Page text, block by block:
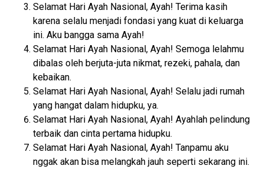
Selamat Hari Ayah Nasional, Ayah! Terima kasih
karena selalu menjadi fondasi yang kuat di keluarga
ini. Aku bangga sama Ayah!
Selamat Hari Ayah Nasional, Ayah! Semoga lelahmu
dibalas oleh berjuta-juta nikmat, rezeki, pahala, dan
kebaikan.
Selamat Hari Ayah Nasional, Ayah! Selalu jadi rumah
yang hangat dalam hidupku, ya.
Selamat Hari Ayah Nasional, Ayah! Ayahlah pelindung
terbaik dan cinta pertama hidupku.
Selamat Hari Ayah Nasional, Ayah! Tanpamu aku
nggak akan bisa melangkah jauh seperti sekarang ini.